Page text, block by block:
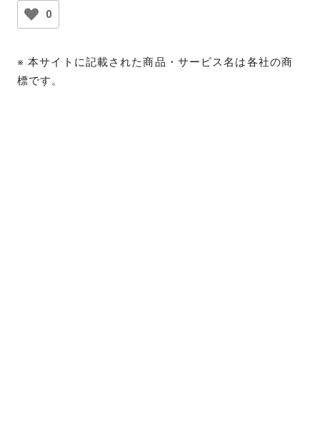
0
※ 本サイトに記載された商品・サービス名は各社の商
標です。